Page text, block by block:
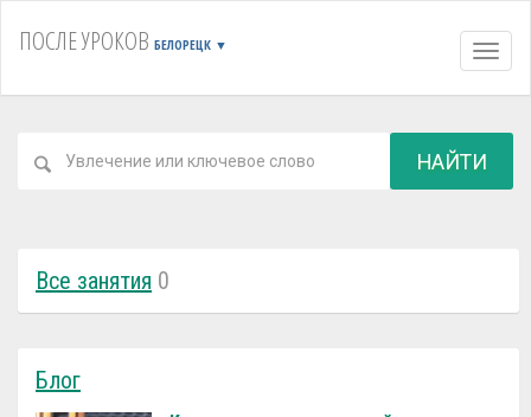
ПОСЛЕ УРОКОВ БЕЛОРЕЦК ▼
НАЙТИ
Все занятия 0
Блог